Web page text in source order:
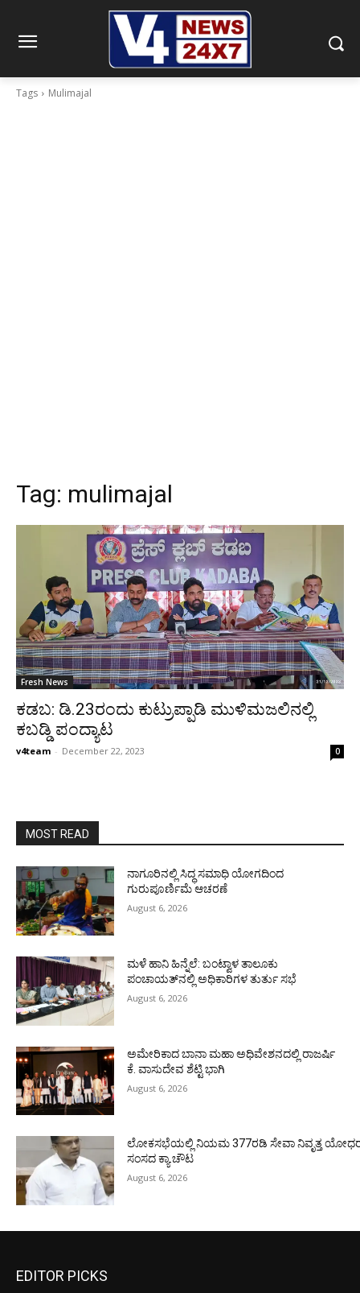
Tags Mulimajal
Tag: mulimajal
Fresh News
ಕಡಬ: ಡಿ.23ರಂದು ಕುಟ್ರುಪ್ಪಾಡಿ ಮುಳಿಮಜಲಿನಲ್ಲಿ
ಕಬಡ್ಡಿ ಪಂದ್ಯಾಟ
v4team - December 22, 2023 0
MOST READ
ನಾಗೂರಿನಲ್ಲಿ ಸಿದ್ಧ ಸಮಾಧಿ ಯೋಗದಿಂದ
ಗುರುಪೂರ್ಣಿಮೆ ಆಚರಣೆ
August 6, 2026
ಮಳೆ ಹಾನಿ ಹಿನ್ನೆಲೆ: ಬಂಟ್ವಾಳ ತಾಲೂಕು
ಪಂಚಾಯತ್‌ನಲ್ಲಿ ಅಧಿಕಾರಿಗಳ ತುರ್ತು ಸಭೆ
August 6, 2026
ಅಮೇರಿಕಾದ ಬಾನಾ ಮಹಾ ಅಧಿವೇಶನದಲ್ಲಿ ರಾಜರ್ಷಿ
ಕೆ. ವಾಸುದೇವ ಶೆಟ್ಟಿ ಭಾಗಿ
August 6, 2026
ಲೋಕಸಭೆಯಲ್ಲಿ ನಿಯಮ 377ರಡಿ ಸೇವಾ ನಿವೃತ್ತ
ಸಂಸದ ಕ್ಯಾ.ಚೌಟ
August 6, 2026
EDITOR PICKS